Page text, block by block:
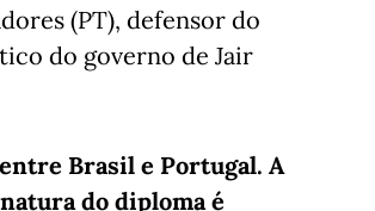
(PT), defensor do
do governo de Jair
Brasil e Portugal. A
do diploma é